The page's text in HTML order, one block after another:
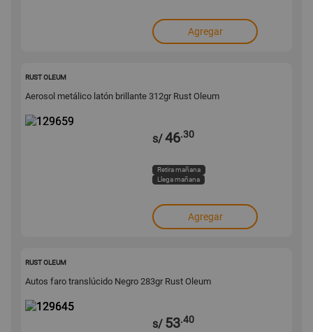
Agregar
RUST OLEUM
Aerosol metálico latón brillante 312gr Rust Oleum
s/46.30
Retira mañana
Llega mañana
Agregar
RUST OLEUM
Autos faro translúcido Negro 283gr Rust Oleum
s/ 53.40